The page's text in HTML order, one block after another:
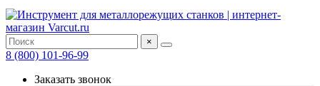
×
8 (800) 101-96-99
Заказать звонок